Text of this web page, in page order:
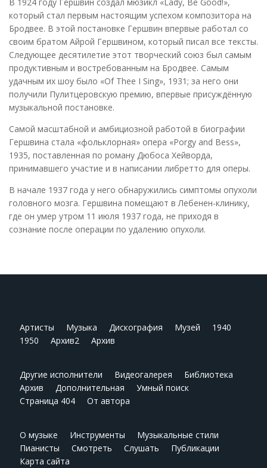
который стал первым настоящим успехом композитора на
Бродвее. В этой постановке Гершвин впервые работал со
своим братом Айрой Гершвином, который писал все тексты.
Следующее десятилетие этот творческий союз был самым
продуктивным и востребованным на Бродвее. Самым
удачным их шоу было «Of Thee I Sing», 1931; за него они
получили Пулитцеровскую премию, впервые присуждённую
музыкальной постановке.
Самой масштабной и амбициозной работой в биографии
Гершвина стала «фольклорная» опера «Porgy and Bess»,
1935, поставленная по роману Дюбоса Хейворда,
принимавшего участие и в написании либретто для оперы.
В начале 1937 года у него обнаружились симптомы опухоли
головного мозга. Гершвина помещают в Лебенен-клинику,
где он умер утром 11 июля 1937 года, не приходя в
сознание после операции по удалению опухоли.
Артисты Музыка Дискография Музей
1940
1950
Архив2 Архив
Другие исполнители Видеогалерея
Библиотека
Архив
Дополнительная
Умный поиск
Страница 404
От автора
О музыке Инструменты
Музыкальные стили
Пианисты
Смотреть Слушать
Публикации
Карта сайта